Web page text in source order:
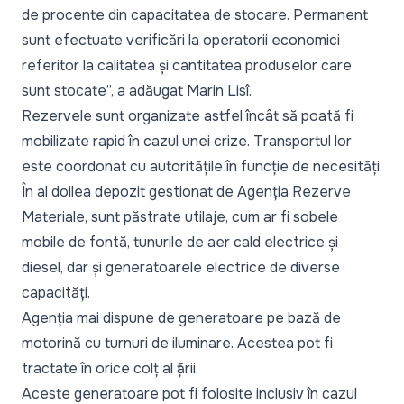
de procente din capacitatea de stocare. Permanent
sunt efectuate verificări la operatorii economici
referitor la calitatea și cantitatea produselor care
sunt stocate”, a adăugat Marin Lisî.
Rezervele sunt organizate astfel încât să poată fi
mobilizate rapid în cazul unei crize. Transportul lor
este coordonat cu autoritățile în funcție de necesități.
În al doilea depozit gestionat de Agenția Rezerve
Materiale, sunt păstrate utilaje, cum ar fi sobele
mobile de fontă, tunurile de aer cald electrice și
diesel, dar și generatoarele electrice de diverse
capacități.
Agenția mai dispune de generatoare pe bază de
motorină cu turnuri de iluminare. Acestea pot fi
tractate în orice colț al țării.
Aceste generatoare pot fi folosite inclusiv în cazul